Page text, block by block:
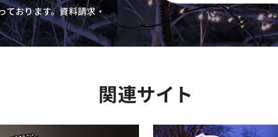
ております。資料請求・
関連サイト